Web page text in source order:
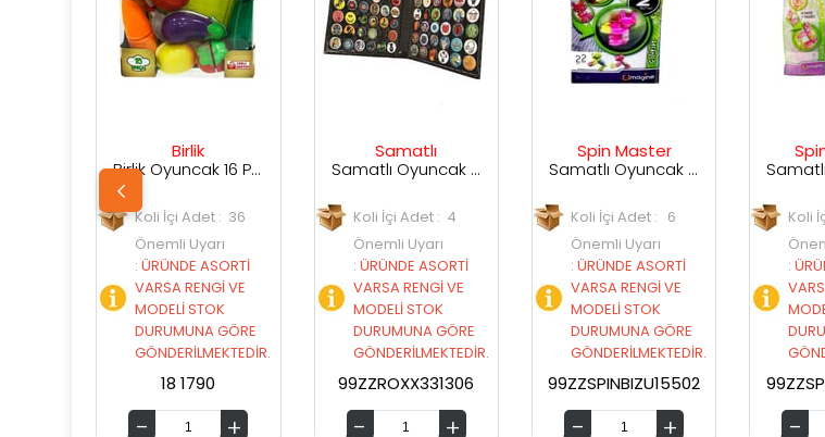
Birlik Oyuncak 16 Parça Patlıcanlı Kesilebilen Meyve Sebze
İçi Adet : 36
RENGİ VE
Samatlı Oyuncak Roxx Koleksiyon Çantası
Koli İçi Adet : 4
Önemli Uyarı
:ÜRÜNDE ASORTİ
VARSA RENGİ VE
MODELİ STOK
DURUMUNA GÖRE
GÖNDERİLMEKTEDİR.
99ZZROXX331306
Spin Master
Samatlı Oyuncak Bizu İkili Paket
Koli İçi Adet : 6
Önemli Uyarı
:ÜRÜNDE ASORTİ
VARSA RENGİ VE
MODELİ STOK
DURUMUNA GÖRE
GÖNDERİLMEKTEDİR.
99ZZSPINBIZU15502
Spin Master
Samatlı Oyuncak Bizu Tekli Oyun Paketi
Koli İçi Adet : 100
Önemli Uyarı
:ÜRÜNDE ASORTİ
VARSA RENGİ VE
MODELİ STOK
DURUMUNA GÖRE
GÖNDERİLMEKTEDİR.
99ZZSPINBIZU15514